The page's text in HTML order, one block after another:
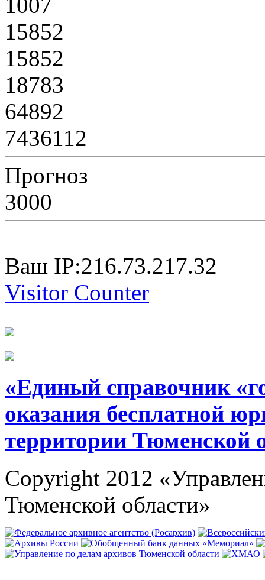
15852
15852
18783
64892
7436112
Прогноз
3000
Ваш IP:216.73.217.32
Visitor Counter
«Единый справочник
оказания бесплатной
территории Тюменской
Copyright 2012
Тюменской области»